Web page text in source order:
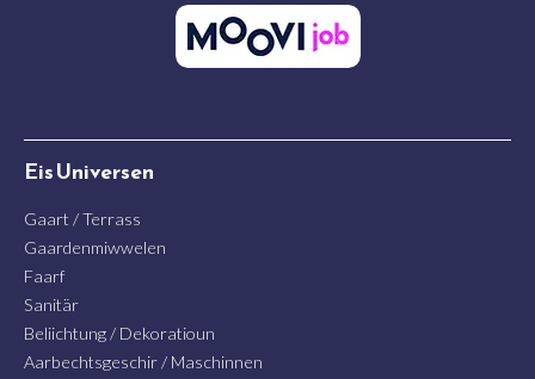
Eis Universen
Gaart / Terrass
Gaardenmiwwelen
Faarf
Sanitär
Beliichtung / Dekoratioun
Aarbechtsgeschir / Maschinnen